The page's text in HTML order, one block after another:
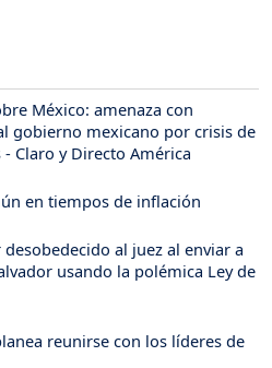
México: amenaza con
gobierno mexicano por crisis de
Claro y Directo América
en tiempos de inflación
al juez al enviar a
usando la polémica Ley de
reunirse con los líderes de